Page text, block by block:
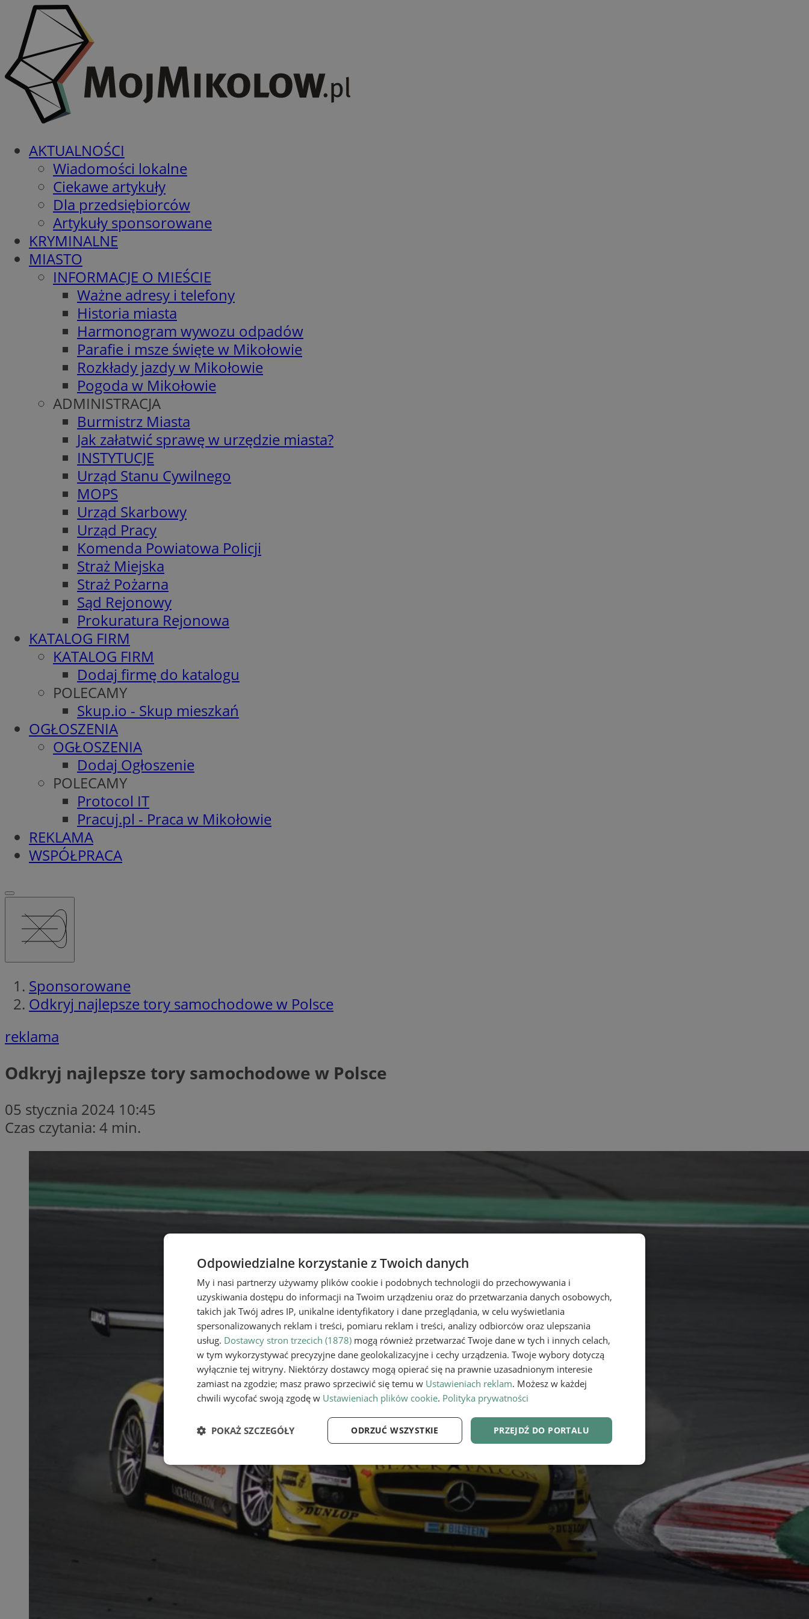
AKTUALNOŚCI
Wiadomości lokalne
Ciekawe artykuły
Dla przedsiębiorców
Artykuły sponsorowane
KRYMINALNE
MIASTO
INFORMACJE O MIEŚCIE
Ważne adresy i telefony
Historia miasta
Harmonogram wywozu odpadów
Parafie i msze święte w Mikołowie
Rozkłady jazdy w Mikołowie
Pogoda w Mikołowie
ADMINISTRACJA
Burmistrz Miasta
Jak załatwić sprawę w urzędzie miasta?
INSTYTUCJE
Urząd Stanu Cywilnego
MOPS
Urząd Skarbowy
Urząd Pracy
Komenda Powiatowa Policji
Straż Miejska
Straż Pożarna
Sąd Rejonowy
Prokuratura Rejonowa
KATALOG FIRM
KATALOG FIRM
Dodaj firmę do katalogu
POLECAMY
Skup.io - Skup mieszkań
OGŁOSZENIA
OGŁOSZENIA
Dodaj Ogłoszenie
POLECAMY
Protocol IT
Pracuj.pl - Praca w Mikołowie
REKLAMA
WSPÓŁPRACA
Sponsorowane
Odkryj najlepsze tory samochodowe w Polsce
reklama
Odkryj najlepsze tory samochodowe w Polsce
05 stycznia 2024 10:45
Czas czytania: 4 min.
Odpowiedzialne korzystanie z Twoich danych
My i nasi partnerzy używamy plików cookie i podobnych technologii do przechowywania i
uzyskiwania dostępu do informacji na Twoim urządzeniu oraz do przetwarzania danych osobowych,
takich jak Twój adres IP, unikalne identyfikatory i dane przeglądania, w celu wyświetlania
spersonalizowanych reklam i treści, pomiaru reklam i treści, analizy odbiorców oraz ulepszania
usług. Dostawcy stron trzecich (1878) mogą również przetwarzać Twoje dane w tych i innych celach,
w tym wykorzystywać precyzyjne dane geolokalizacyjne i cechy urządzenia. Twoje wybory dotyczą
wyłącznie tej witryny. Niektórzy dostawcy mogą opierać się na prawnie uzasadnionym interesie
zamiast na zgodzie; masz prawo sprzeciwić się temu w Ustawieniach reklam. Możesz w każdej
chwili wycofać swoją zgodę w Ustawieniach plików cookie. Polityka prywatności
PRZEJDŹ DO PORTALU
ODRZUĆ WSZYSTKIE
POKAŻ SZCZEGÓŁY
Niezbędne Wydajność Targetowanie Funkcjonalność
Niezbędne Wydajność Funkcjonalność
Niezbędne pliki cookie umożliwiają korzystanie z podstawowych funkcji strony internetowej, takich jak logowanie użytkownika i